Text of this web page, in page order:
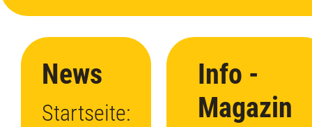
News
Startseite:
Info -
Magazin